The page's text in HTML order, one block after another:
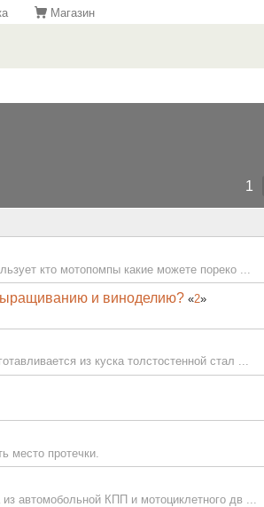
Магазин
1
кто мотопомпы какие можете пореко ...
и виноделию? «2»
из куска толстостенной стал ...
место протечки.
автомобольной КПП и мотоциклетного дв ...